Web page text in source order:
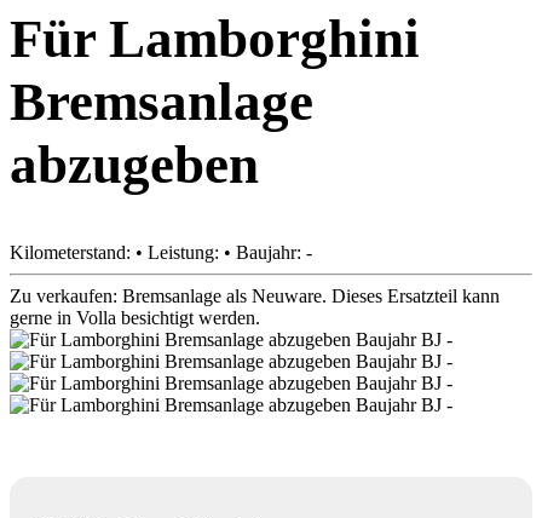
Für Lamborghini
Bremsanlage
abzugeben
Kilometerstand: • Leistung: • Baujahr: -
Zu verkaufen: Bremsanlage als Neuware. Dieses Ersatzteil kann
gerne in Volla besichtigt werden.